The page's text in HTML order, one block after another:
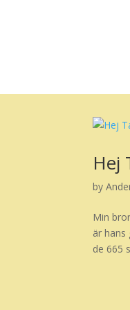
Hej
by
Min
är hans
de 665